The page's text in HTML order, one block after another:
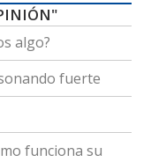
algo?
fuerte
funciona su